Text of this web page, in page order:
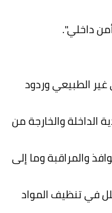
الطبيعي وردود
الداخلة والخارجة من
والمراقبة وما إلى
في تنظيف المواد